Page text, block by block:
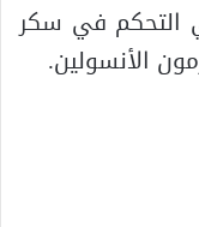
التحكم في سكر
الأنسولين.